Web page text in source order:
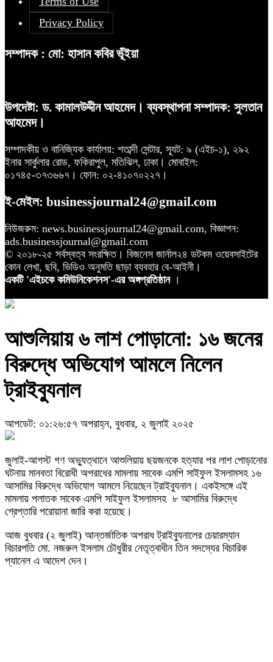
Privacy Policy
সম্পাদক : মো: হাসান কবির ভূঁইয়া
উপদেষ্টা: ড. কামালউদ্দীন আহমেদ। ব্যবস্থাপনা সম্পাদক: সুলতান
আহমেদ।
সম্পাদকীয় ও বানিজ্যিক কার্যালয়: শতাব্দী সেন্টার, স্যূট: ৯ (এইচ-১), ২৯২
ইনার সার্কুলার রোড, ফকিরাপুল, মতিঝিল, ঢাকা। মোবাইল:
০১৭৪৫-৩৭৩৬৬৭। ফোন: ০২-৪১০৭০২২৭।
ই-মেইল: businessjournal24@gmail.com
নিউজরুম: news.businessjournal24@gmail.com, বিজ্ঞাপন:
ads.businessjournal@gmail.com
© ২০১৮-২৫ সর্বস্বত্ব সংরক্ষিত। বিজনেস জার্নাল২৪ ডটকম ওয়েবসাইটের
কোন লেখা, ছবি, ভিডিও অনুমতি ছাড়া ব্যবহার বে-আইনী।
একটি 'এইচকে কমিউনিকেশনস'-এর অঙ্গপ্রতিষ্ঠান ।
আশুলিয়ায় ৬ লাশ পোড়ানো: ১৬ জনের
বিরুদ্ধে অভিযোগ আমলে নিলেন
ট্রাইব্যুনাল
আপডেট: ০১:২৬:৫৭ অপরাহ্ন, বুধবার, ২ জুলাই ২০২৫
জুলাই-আগস্ট গণ অভ্যুত্থানে আশুলিয়ায় ছয়জনকে হত্যার পর লাশ পোড়ানোর
ঘটনায় মানবতা বিরোধী অপরাধের মামলায় সাবেক এমপি সাইফুল ইসলামসহ ১৬
আসামির বিরুদ্ধে অভিযোগ আমলে নিয়েছেন ট্রাইব্যুনাল। একইসঙ্গে এই
মামলায় পলাতক সাবেক এমপি সাইফুল ইসলামসহ ৮ আসামির বিরুদ্ধে
গ্রেপ্তারি পরোয়ানা জারি করা হয়েছে।
আজ বুধবার (২ জুলাই) আন্তর্জাতিক অপরাধ ট্রাইব্যুনালের চেয়ারম্যান
বিচারপতি মো. নজরুল ইসলাম চৌধুরীর নেতৃত্বাধীন তিন সদস্যের বিচারিক
প্যানেল এ আদেশ দেন।